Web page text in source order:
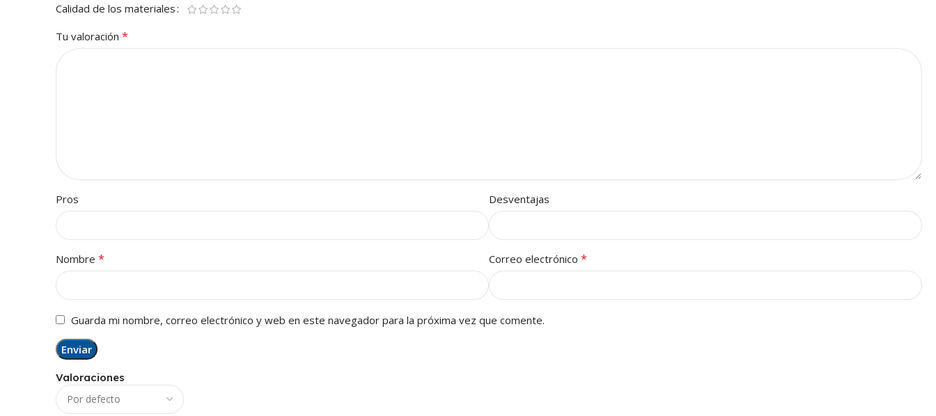
Valoraciones
Calidad de los materiales
Tu valoración *
Pros Desventajas
Nombre * Correo electrónico *
Guarda mi nombre, correo electrónico y web en este navegador para la próxima vez que comente.